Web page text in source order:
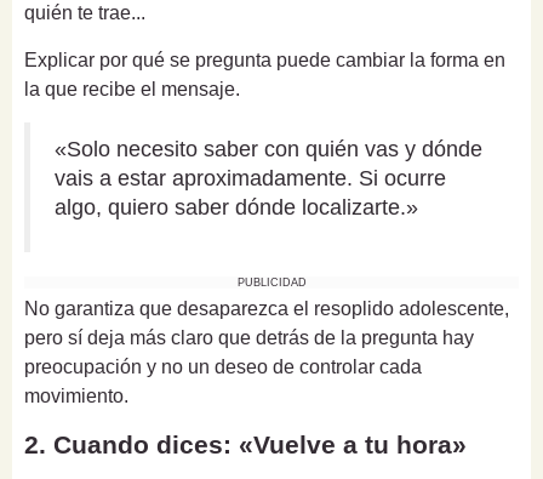
quién te trae...
Explicar por qué se pregunta puede cambiar la forma en
la que recibe el mensaje.
«Solo necesito saber con quién vas y dónde
vais a estar aproximadamente. Si ocurre
algo, quiero saber dónde localizarte.»
PUBLICIDAD
No garantiza que desaparezca el resoplido adolescente,
pero sí deja más claro que detrás de la pregunta hay
preocupación y no un deseo de controlar cada
movimiento.
2. Cuando dices: «Vuelve a tu hora»